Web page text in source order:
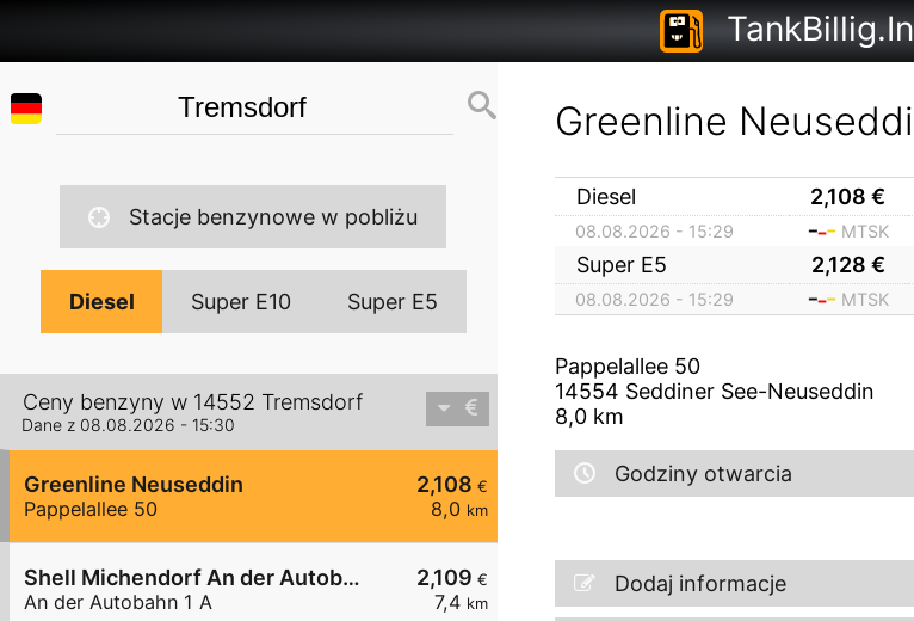
Stacje benzynowe w pobliżu
Diesel Super E10 Super E5
Ceny benzyny w 14552 Tremsdorf
Dane z 08.08.2026 - 15:30
2,108 €
8,0 km
Greenline Neuseddin
Pappelallee 50
2,109 €
7,4 km
Shell Michendorf An der Autobahn 1 A
An der Autobahn 1 A
Greenline
Diesel 2,108 €
08.08.2026 - 15:29 MTSK
Super E5 2,128 €
08.08.2026 - 15:29 MTSK
Pappelallee 50
14554 Seddiner See-Neuseddin
8,0km
Godziny otwarcia
Dodaj informacje